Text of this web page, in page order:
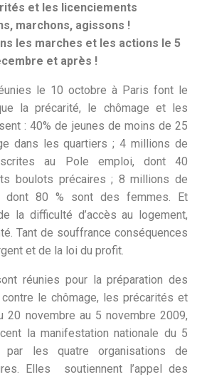
et les licenciements
marchons, agissons !
les marches et les actions le 5
et après !
le 10 octobre à Paris font le
la précarité, le chômage et les
: 40% de jeunes de moins de 25
dans les quartiers ; 4 millions de
au Pole emploi, dont 40
boulots précaires ; 8 millions de
dont 80 % sont des femmes. Et
la difficulté d’accès au logement,
Tant de souffrance conséquences
et de la loi du profit.
réunies pour la préparation des
le chômage, les précarités et
20 novembre au 5 novembre 2009,
la manifestation nationale du 5
par les quatre organisations de
Elles soutiennent l’appel des